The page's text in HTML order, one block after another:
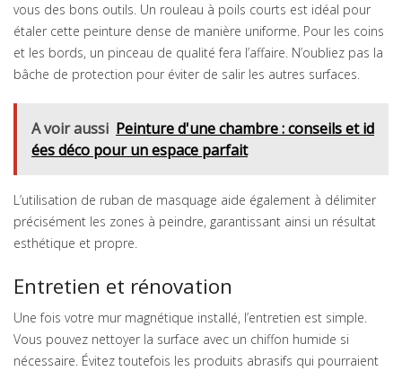
vous des bons outils. Un rouleau à poils courts est idéal pour
étaler cette peinture dense de manière uniforme. Pour les coins
et les bords, un pinceau de qualité fera l’affaire. N’oubliez pas la
bâche de protection pour éviter de salir les autres surfaces.
A voir aussi Peinture d'une chambre : conseils et id
ées déco pour un espace parfait
L’utilisation de ruban de masquage aide également à délimiter
précisément les zones à peindre, garantissant ainsi un résultat
esthétique et propre.
Entretien et rénovation
Une fois votre mur magnétique installé, l’entretien est simple.
Vous pouvez nettoyer la surface avec un chiffon humide si
nécessaire. Évitez toutefois les produits abrasifs qui pourraient